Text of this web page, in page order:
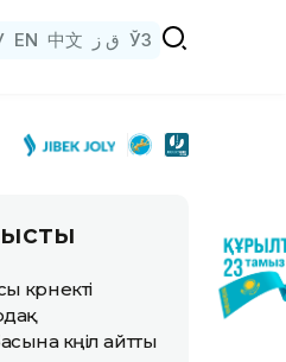
EN 中文 ق ز ЎЗ
көрнекті
көңіл айтты